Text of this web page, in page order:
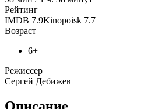
Рейтинг
IMDB 7.9Kinopoisk 7.7
Возраст
6+
Режиссер
Сергей Дебижев